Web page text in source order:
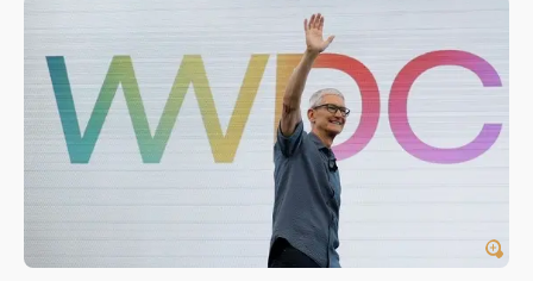
暑假過三周才推「E宿新北打卡趣」！抽獎程序複雜 觀
中信慈善基金會想增加董事人數！辜仲諒向法院聲請遭
駁 理由曝光
故宮《龍藏經》特展第2檔！今線上預約開賣一度塞車
台東農業處長涉圖利渡假村！東檢抗告成功 今重開羈
押庭